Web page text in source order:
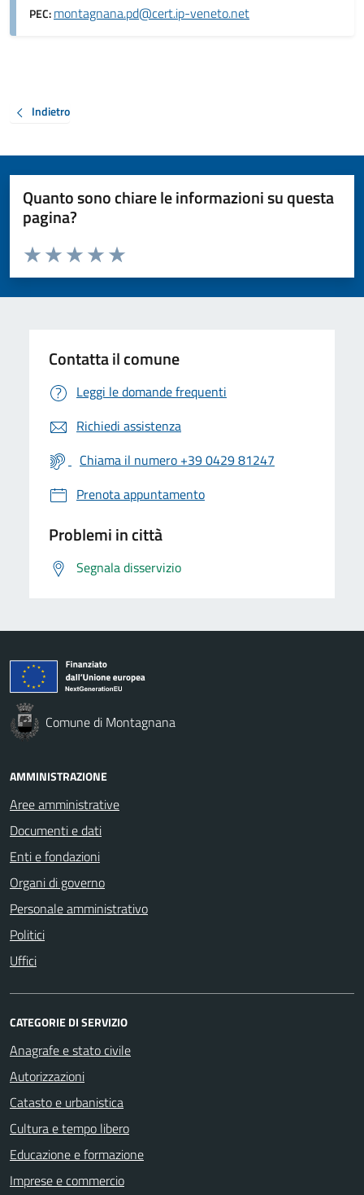
PEC:montagnana.pd@cert.ip-veneto.net
Indietro
Quanto sono chiare le informazioni su questa
pagina?
Valuta da 1 a 5 stelle la pagina
Valuta 5 stelle su 5
Valuta 4 stelle su 5
Valuta 3 stelle su 5
Valuta 2 stelle su 5
Valuta 1 stelle su 5
Contatta il comune
Leggi le domande frequenti
Richiedi assistenza
Chiama il numero +39 0429 81247
Prenota appuntamento
Problemi in città
Segnala disservizio
Comune di Montagnana
AMMINISTRAZIONE
Aree amministrative
Documenti e dati
Enti e fondazioni
Organi di governo
Personale amministrativo
Politici
Uffici
CATEGORIE DI SERVIZIO
Anagrafe e stato civile
Autorizzazioni
Catasto e urbanistica
Cultura e tempo libero
Educazione e formazione
Imprese e commercio